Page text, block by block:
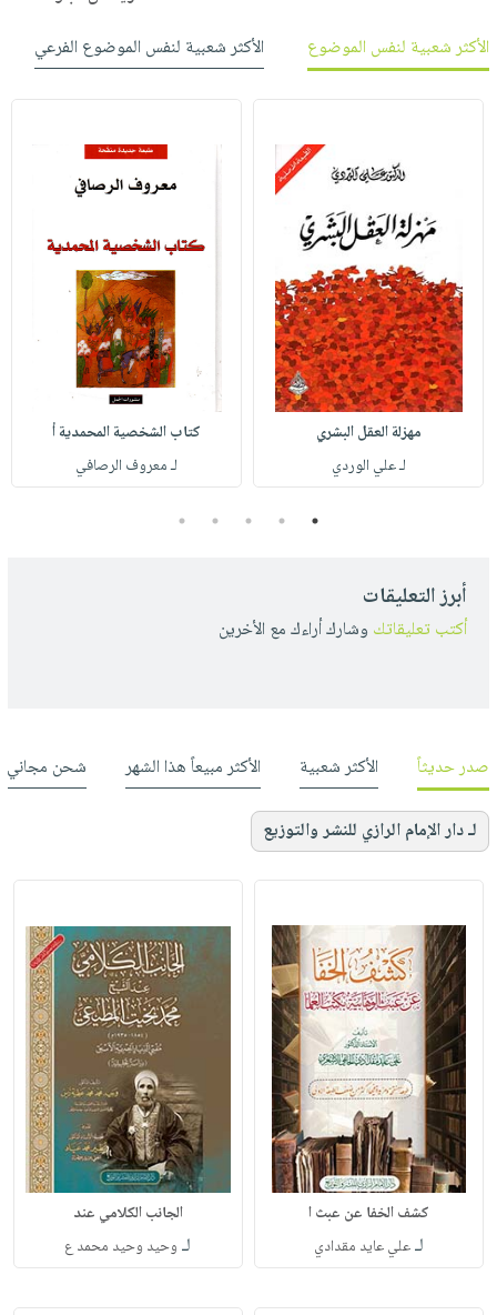
الأكثر شعبية لنفس الموضوع
الأكثر شعبية لنفس الموضوع الفرعي
مهزلة العقل البشري
لـ علي الوردي
كتاب الشخصية المحمدية أ
لـ معروف الرصافي
1
2
3
4
5
أبرز التعليقات
أكتب تعليقاتك وشارك أراءك مع الأخرين
صدر حديثاً الأكثر شعبية الأكثر مبيعاً هذا الشهر شحن مجاني
لـ دار الإمام الرازي للنشر والتوزيع
كشف الخفا عن عبث ا
لـعلي عايد مقدادي
الجانب الكلامي عند
لـ وحيد وحيد محمد ع